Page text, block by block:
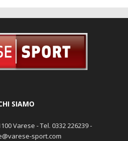
SIAMO
Varese - Tel. 0332 226239 -
sport.com